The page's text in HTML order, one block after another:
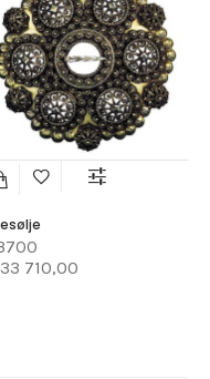
710,00